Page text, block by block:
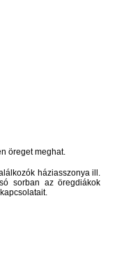
öreget meghat.
háziasszonya ill.
sorban az öregdiákok